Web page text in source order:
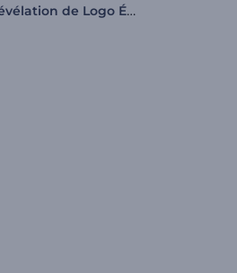
Révélation de Logo Éclat de Lumière